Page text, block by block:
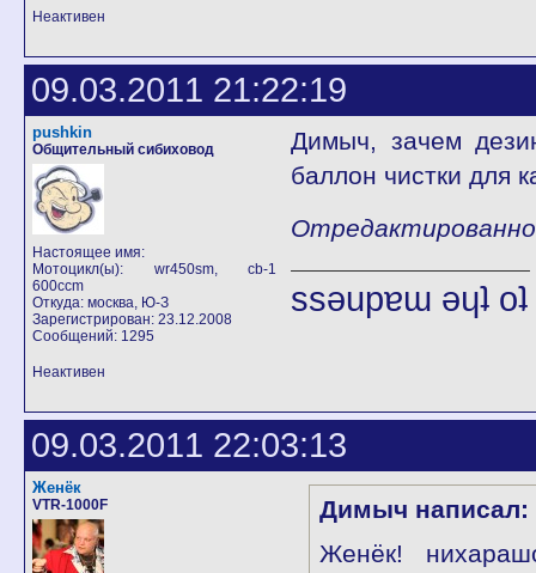
Неактивен
09.03.2011 21:22:19
pushkin
Общительный сибиховод
Настоящее имя:
Мотоцикл(ы): wr450sm, cb-1
600ccm
Откуда: москва, Ю-З
Зарегистрирован: 23.12.2008
Сообщений: 1295
Димыч, зачем
баллон чистки для
ssǝupɐɯ ǝɥʇ
Неактивен
09.03.2011 22:03:13
Женёк
VTR-1000F
Димыч написал:
Женёк!